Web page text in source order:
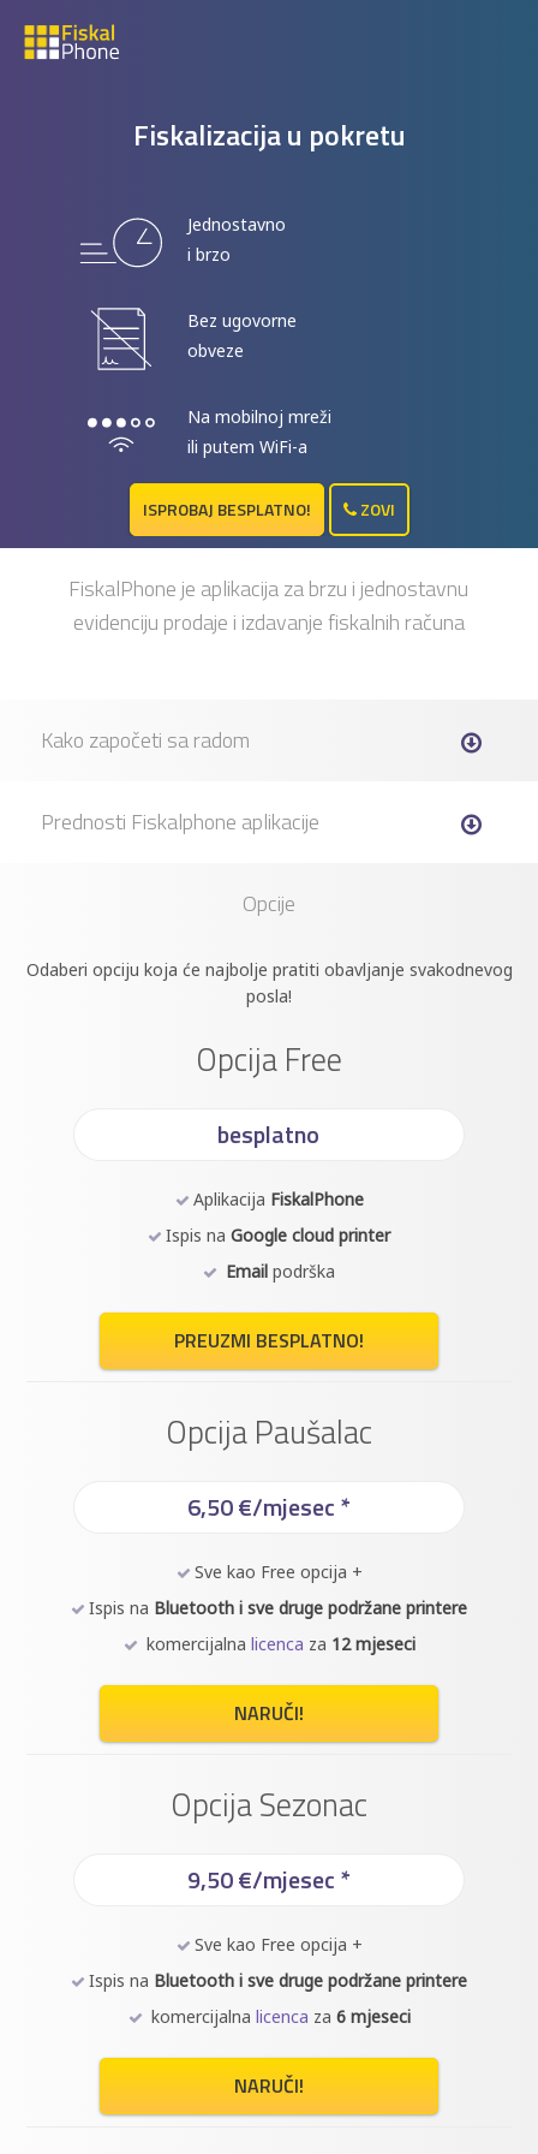
Fiskalizacija u pokretu
Jednostavno
i brzo
Bez ugovorne
obveze
Na mobilnoj mreži
ili putem WiFi-a
ISPROBAJ BESPLATNO! ZOVI
FiskalPhone je aplikacija za brzu i jednostavnu
evidenciju prodaje i izdavanje fiskalnih računa
Kako započeti sa radom
Prednosti Fiskalphone aplikacije
Opcije
Odaberi opciju koja će najbolje pratiti obavljanje svakodnevog
posla!
Opcija Free
besplatno
Aplikacija FiskalPhone
Ispis na Google cloud printer
Email podrška
PREUZMI BESPLATNO!
Opcija Paušalac
6,50 €/mjesec *
Sve kao Free opcija +
Ispis na Bluetooth i sve druge podržane printere
komercijalna licenca za 12 mjeseci
NARUČI!
Opcija Sezonac
9,50 €/mjesec *
Sve kao Free opcija +
Ispis na Bluetooth i sve druge podržane printere
komercijalna licenca za 6 mjeseci
NARUČI!